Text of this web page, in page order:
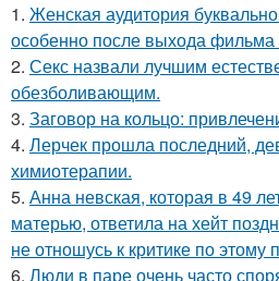
1. Женская аудитория
особенно после выхода
2. Секс назвали лучшим
обезболивающим.
3. Заговор на кольцо:
4. Лерчек прошла последний,
химиотерапии.
5. Анна невская, которая в 49
матерью, ответила на хейт
не отношусь к критике по этому
6. Люди в паре очень часто